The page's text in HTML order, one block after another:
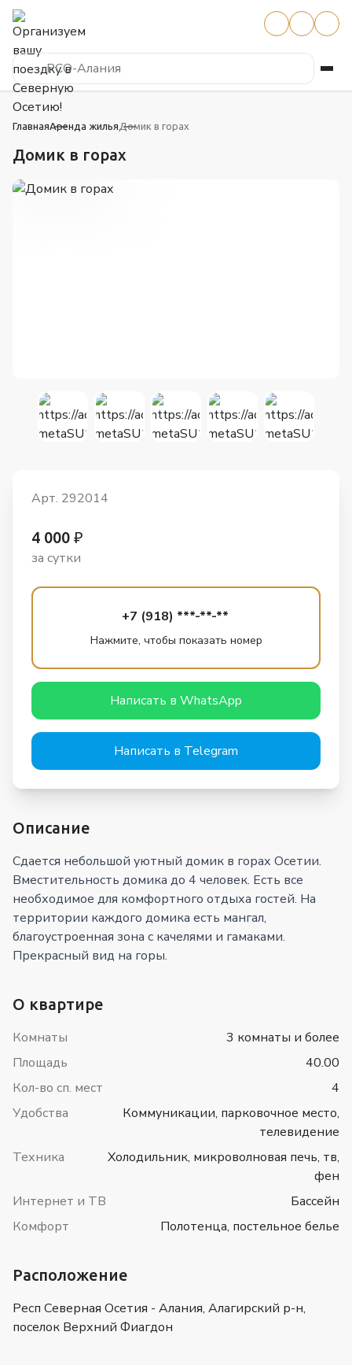
РСО-Алания
ГлавнаяАренда жилья Домик в горах
Домик в горах
Описание
Сдается небольшой уютный домик в горах Осетии.
Вместительность домика до 4 человек. Есть все
необходимое для комфортного отдыха гостей. На
территории каждого домика есть мангал,
благоустроенная зона с качелями и гамаками.
Прекрасный вид на горы.
О квартире
Комнаты
3 комнаты и более
Площадь
40.00
Кол-во сп. мест
4
Удобства
Коммуникации, парковочное место,
телевидение
Техника
Холодильник, микроволновая печь, тв,
фен
Интернет и ТВ
Бассейн
Комфорт
Полотенца, постельное белье
Расположение
Респ Северная Осетия - Алания, Алагирский р-н,
поселок Верхний Фиагдон
Арт. 292014
4 000 ₽
за сутки
+7 (918) ***-**-**
Нажмите, чтобы показать номер
Написать в WhatsApp
Написать в Telegram